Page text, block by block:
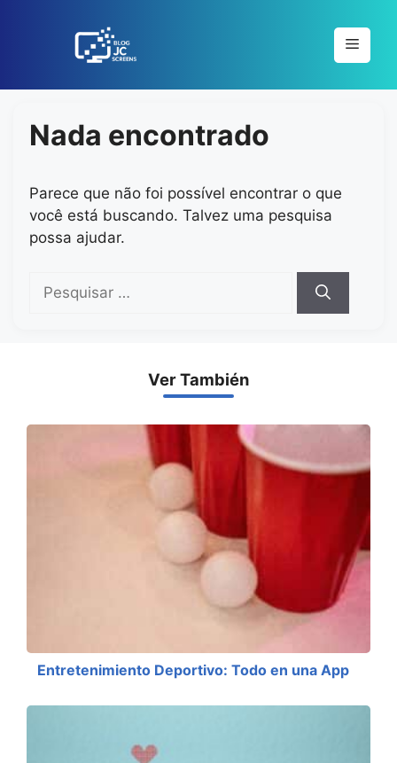
Menu
Nada encontrado
Parece que não foi possível encontrar o que
você está buscando. Talvez uma pesquisa
possa ajudar.
por:
Ver También
Entretenimiento Deportivo: Todo en una App